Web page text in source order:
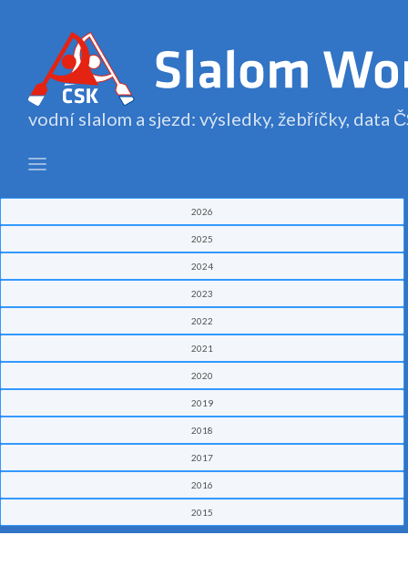
vodní slalom a sjezd: výsledky, žebříčky, data
2026
2025
2024
2023
2022
2021
2020
2019
2018
2017
2016
2015